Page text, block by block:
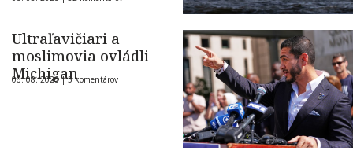
Ultraľavičiari a
moslimovia ovládli
Michigan
06. 08. 2026 |5 komentárov